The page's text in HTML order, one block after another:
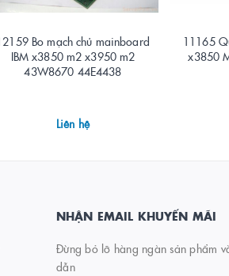
Bo mạch chủ mainboard
IBM x3850 m2 x3950 m2
43W8670 44E4438
Liên hệ
11165
x3850
NHẬN EMAIL KHUYẾN MÃI
Đừng bỏ lỡ hàng ngàn sản phẩm
dẫn